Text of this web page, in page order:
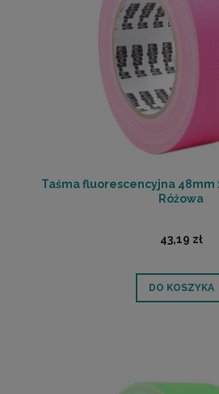
Taśma fluorescencyjna 48mm
Różowa
43,19 zł
DO KOSZYKA